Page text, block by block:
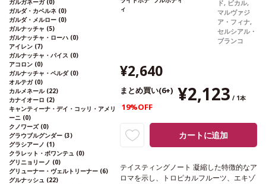
ガルガネーガ (0)
ガルダ・カベルネ (0)
ガルダ・メルロー (0)
ガルナッチャ (5)
ガルナッチャ・ローハ (0)
アイレン (7)
ガルナッチャ・パイス (0)
アコロン (0)
ガルナッチャ・ペルダ (0)
オルテガ (0)
カルメネール (22)
カナイオーロ (2)
キャンティーナ・デイ・コッリ・アメリ
ーニ (0)
クノワーズ (0)
グラウブルグンダー (3)
グラシアーノ (1)
クラレット・ボワンテュ (0)
グリニョリーノ (0)
グリューナー・ヴェルトリーナー (6)
グルナッシュ (22)
ィ
ド, ビカル,
マルヴァジ
ア・フィナ,
セルシアル・
ブランコ
¥2,640
まとめ買い(6+) ¥2,123 / 1本
19%OFF
カートに追加
テイスティングノート 凝縮した特徴的なア
ロマを示し、トロピカルフルーツ、エキゾ